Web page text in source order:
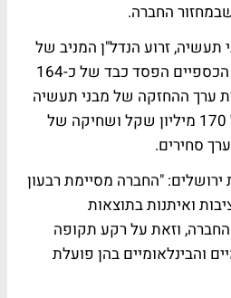
החברה.
תעשיה, זרוע הנדל"ן המניב של
החברה (78%), בדו"חותיה הכספיים הפסד כבד של כ-164
ערך ההחזקה של מבני תעשיה
במניות החברה בהיקף של 170 מיליון שקל ושחיקה של
"החברה מסיימת רבעון
ואיתנות בתוצאות
וזאת על רקע תקופה
והבינלאומיים בהן פועלת